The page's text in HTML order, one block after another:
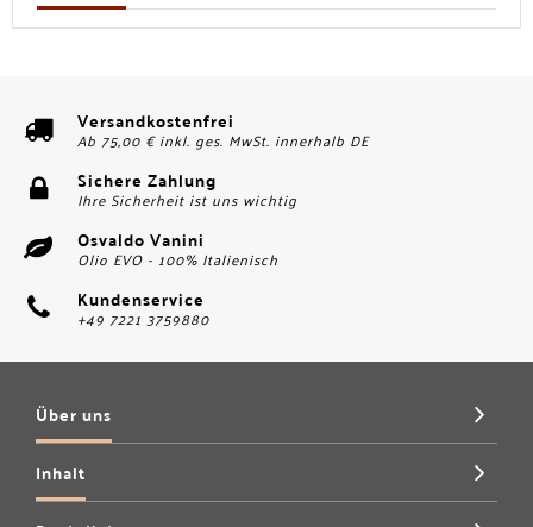
Versandkostenfrei
Ab 75,00 € inkl. ges. MwSt. innerhalb DE
Sichere Zahlung
Ihre Sicherheit ist uns wichtig
Osvaldo Vanini
Olio EVO - 100% Italienisch
Kundenservice
+49 7221 3759880
Über uns
Inhalt